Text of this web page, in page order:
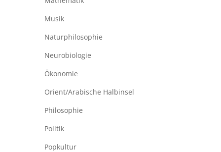
Musik
Naturphilosophie
Neurobiologie
Ökonomie
Orient/Arabische Halbinsel
Philosophie
Politik
Popkultur